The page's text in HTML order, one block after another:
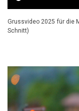
Grussvideo 2025 für die
Schnitt)